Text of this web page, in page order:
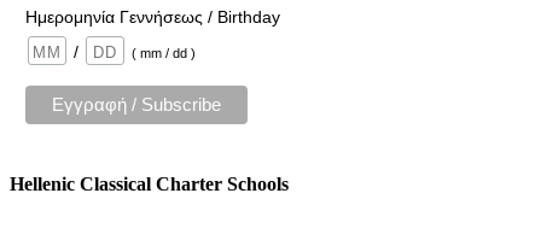
Ημερομηνία Γεννήσεως / Birthday
/
( mm / dd )
Hellenic Classical Charter Schools